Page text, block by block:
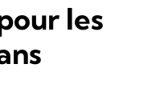
les